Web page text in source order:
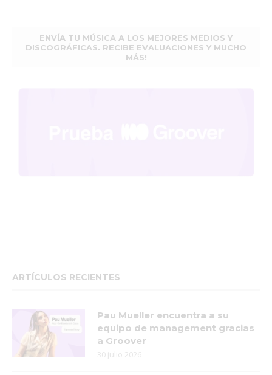
ENVÍA TU MÚSICA A LOS MEJORES MEDIOS Y
DISCOGRÁFICAS. RECIBE EVALUACIONES Y MUCHO
MÁS!
ARTÍCULOS RECIENTES
Pau Mueller encuentra a su
equipo de management gracias
a Groover
30 julio 2026